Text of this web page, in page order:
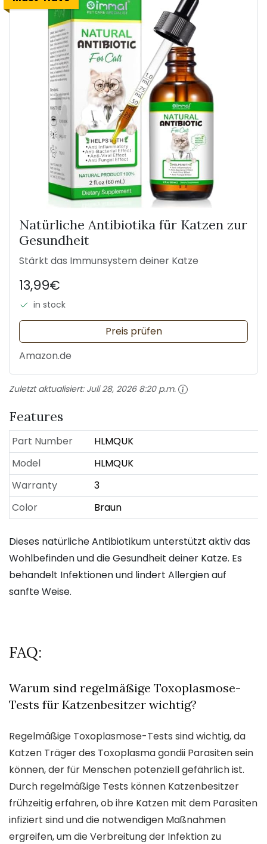
Natürliche Antibiotika für Katzen zur
Gesundheit
Stärkt das Immunsystem deiner Katze
13,99€
in stock
Preis prüfen
Amazon.de
Zuletzt aktualisiert: Juli 28, 2026 8:20 p.m.
Features
Part Number
HLMQUK
Model
HLMQUK
Warranty
3
Color
Braun
Dieses natürliche Antibiotikum unterstützt aktiv das
Wohlbefinden und die Gesundheit deiner Katze. Es
behandelt Infektionen und lindert Allergien auf
sanfte Weise.
FAQ:
Warum sind regelmäßige Toxoplasmose-
Tests für Katzenbesitzer wichtig?
Regelmäßige Toxoplasmose-Tests sind wichtig, da
Katzen Träger des Toxoplasma gondii Parasiten sein
können, der für Menschen potenziell gefährlich ist.
Durch regelmäßige Tests können Katzenbesitzer
frühzeitig erfahren, ob ihre Katzen mit dem Parasiten
infiziert sind und die notwendigen Maßnahmen
ergreifen, um die Verbreitung der Infektion zu